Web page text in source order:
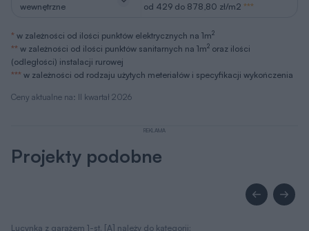
Ceny aktualne na: II kwartał 2026
wewnętrzne
od 429 do 878,80 zł/m2 ***
* w zależności od ilości punktów elektrycznych na 1m2
** w zależności od ilości punktów sanitarnych na 1m2 oraz ilości
(odległości) instalacji rurowej
*** w zależności od rodzaju użytych meteriałów i specyfikacji wykończenia
REKLAMA
Projekty podobne
Lucynka z garażem 1-st. [A] należy do kategorii: